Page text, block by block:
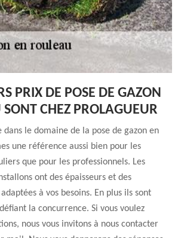
PRIX DE POSE DE GAZON
CHEZ PROLAGUEUR
le domaine de la pose de gazon en
une référence aussi bien pour les
que pour les professionnels. Les
ont des épaisseurs et des
à vos besoins. En plus ils sont
la concurrence. Si vous voulez
nous vous invitons à nous contacter